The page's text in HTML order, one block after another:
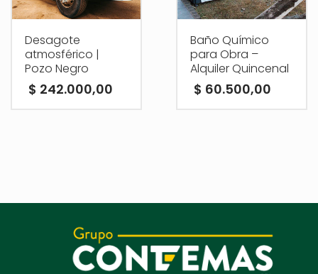
Desagote
atmosférico |
Pozo Negro
$ 242.000,00
Baño Químico
para Obra –
Alquiler Quincenal
$ 60.500,00